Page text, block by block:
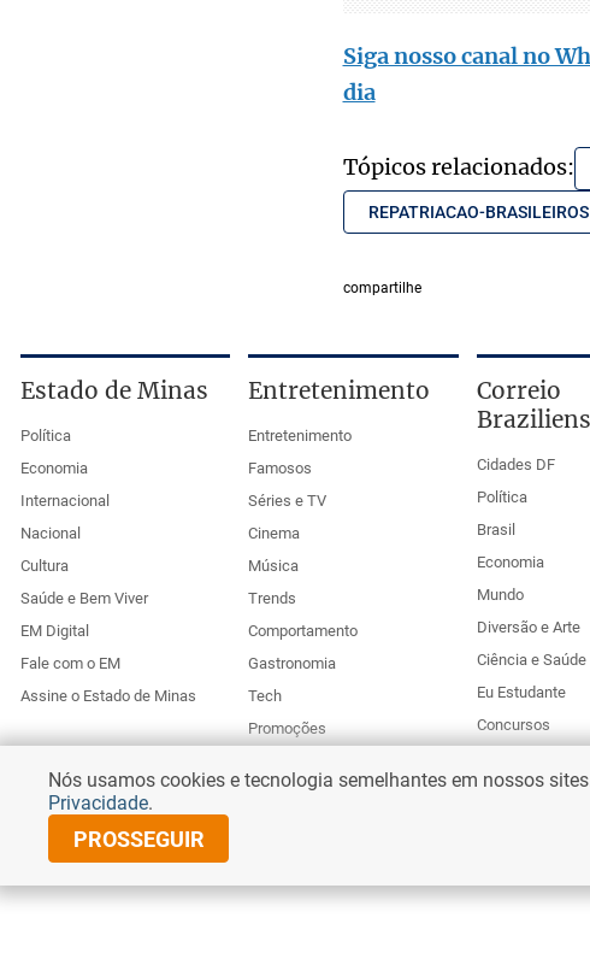
Siga nosso canal no
dia
Tópicos relacionados:
REPATRIACAO-BRASILEIROS
compartilhe
Estado de Minas
Política
Economia
Internacional
Nacional
Cultura
Saúde e Bem Viver
EM Digital
Fale com o EM
Assine o Estado de Minas
Entretenimento
Entretenimento
Famosos
Séries e TV
Cinema
Música
Trends
Comportamento
Gastronomia
Tech
Promoções
Anuncie no Uai
Correio
Cidades DF
Política
Brasil
Economia
Mundo
Diversão e Arte
Ciência e Saúde
Eu Estudante
Concursos
© Copyright 2025 Diários Associados
Nós usamos cookies e tecnologia semelhantes em nossos
Privacidade.
PROSSEGUIR